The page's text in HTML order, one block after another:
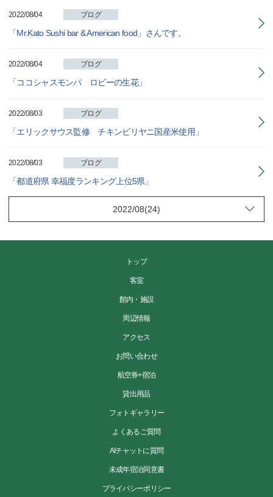
2022/08/04 ブログ
「Mr.Kato Sushi bar & American food」さんです。
2022/08/04 ブログ
「ココシャスモンパ ロビーの生花」
2022/08/03 ブログ
「エリックサウス監修 チキンビリヤニ国産米使用」
2022/08/03 ブログ
「都道府県 幸福度ランキング上位5県」
トップ
客室
館内・施設
周辺情報
アクセス
お問い合わせ
航空券+宿泊
貸出用品
フォトギャラリー
よくあるご質問
AIチャットに質問
未成年宿泊同意書
プライバシーポリシー